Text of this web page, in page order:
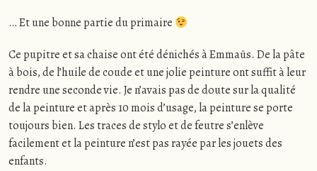
… Et une bonne partie du primaire
Ce pupitre et sa chaise ont été dénichés à Emmaüs. De la pâte
à bois, de l’huile de coude et une jolie peinture ont suffit à leur
rendre une seconde vie. Je n’avais pas de doute sur la qualité
de la peinture et après 10 mois d’usage, la peinture se porte
toujours bien. Les traces de stylo et de feutre s’enlève
facilement et la peinture n’est pas rayée par les jouets des
enfants.